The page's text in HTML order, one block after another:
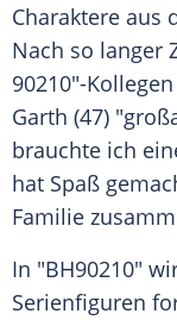
Charaktere aus
Nach so langer
90210"-
Garth (47)
brauchte ich
hat Spaß
Familie
In "BH90210"
Serienfiguren